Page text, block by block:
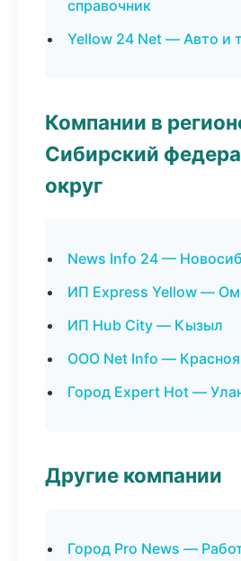
справочник
Yellow 24 Net — Авто и
Компании в
Сибирский
округ
News Info 24 —
ИП Express Yellow —
ИП Hub City — Кызыл
ООО Net Info —
Город Expert Hot —
Другие компании
Город Pro News —